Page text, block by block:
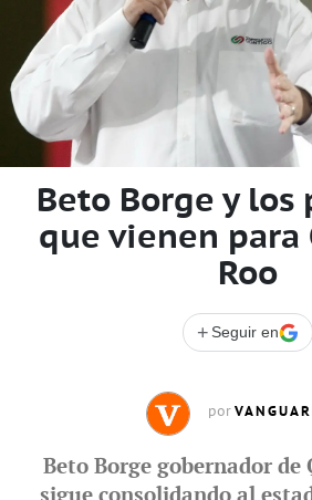
Beto Borge y los
que vienen para
Roo
+ Seguir en
por
Beto Borge gobernador de